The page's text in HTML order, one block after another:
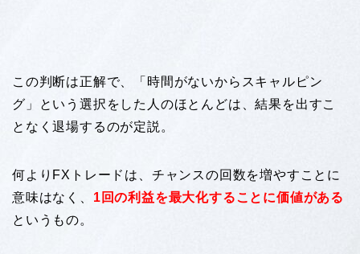
この判断は正解で、「時間がないからスキャルピン
グ」という選択をした人のほとんどは、結果を出すこ
となく退場するのが定説。
何よりFXトレードは、チャンスの回数を増やすことに
意味はなく、 1回の利益を最大化することに価値がある
というもの。